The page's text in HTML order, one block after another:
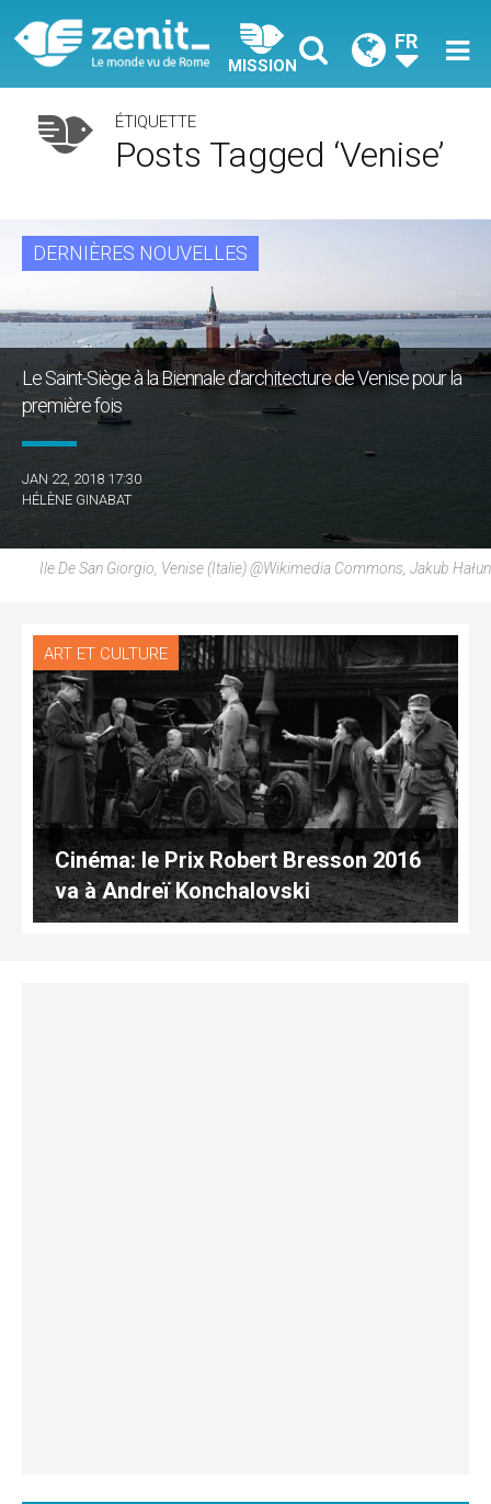
MISSION
FR
ÉTIQUETTE
Posts Tagged ‘Venise’
DERNIÈRES NOUVELLES
Le Saint-Siège à la Biennale d’architecture de Venise pour la
première fois
JAN 22, 2018 17:30
HÉLÈNE GINABAT
Ile De San Giorgio, Venise (Italie) @wikimedia Commons, Jakub Hałun
ART ET CULTURE
Cinéma: le Prix Robert Bresson 2016
va à Andreï Konchalovski